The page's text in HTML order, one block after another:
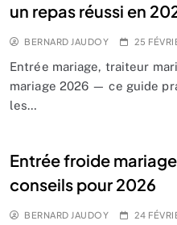
un repas réussi en
BERNARD JAUDOY 25
Entrée mariage, traiteur
mariage 2026 — ce guide
les…
Entrée froide
conseils pour 2026
BERNARD JAUDOY 24